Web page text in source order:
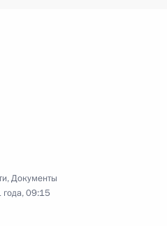
,Документы
09:15